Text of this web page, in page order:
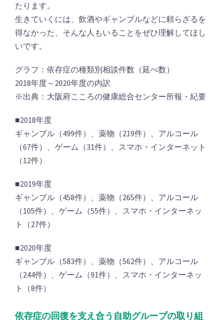
たります。
生きていくには、飲酒やギャンブルなどに頼らざるを
得なかった、そんな人もいることをぜひ理解してほし
いです。
グラフ：依存症の種類別相談件数（延べ数）
2018年度～2020年度の内訳
※出典：大阪府こころの健康総合センター所報・紀要
■2018年度
ギャンブル（499件）、薬物（219件）、アルコール
（67件）、ゲーム（31件）、スマホ・インターネット
（12件）
■2019年度
ギャンブル（458件）、薬物（265件）、アルコール
（105件）、ゲーム（55件）、スマホ・インターネッ
ト（27件）
■2020年度
ギャンブル（583件）、薬物（562件）、アルコール
（244件）、ゲーム（91件）、スマホ・インターネッ
ト（8件）
依存症の回復を支え合う自助グループの取り組